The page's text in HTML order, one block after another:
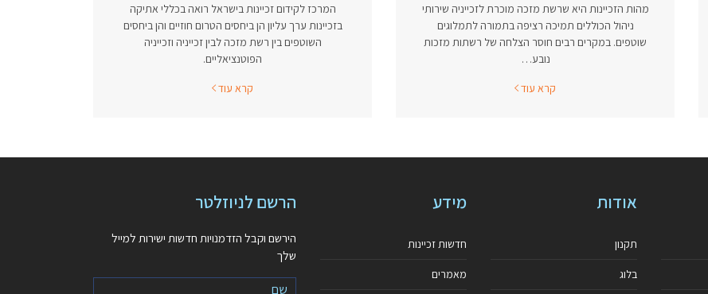
מהות הזכיינות היא שרשת מזכה מוכרת לזכייניה שירותי
ניהול הכוללים תמיכה רציפה בתמורה לתמלוגים
שוטפים. במקרים רבים חוסר הצלחה של רשתות מזכות
נובע…
קרא עוד
המרכז לקידום זכיינות בישראל רואה בכללי אתיקה
בזכיינות ערך עליון הן ביחסים הטרום חוזיים והן ביחסים
השוטפים בין רשת מזכה לבין זכייניה וזכייניה
הפוטנציאליים.
קרא עוד
אודות
תקנון
בלוג
מידע
חדשות זכיינות
מאמרים
הרשם לניוזלטר
הירשם וקבל הזדמנויות חדשות ישירות למייל
שלך